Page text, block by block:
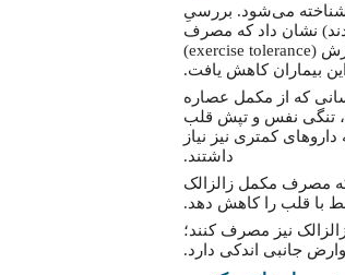
شناخته می‌شود. بررسیِ
روی بیش از ۸۵۰ نفر انجام شده بودند) نشان داد که مصرف
عصاره زالزالک همراه با داروهای نارسایی قلبی موجب بهبود عملکرد قلبی و تحمل ورزش (exercise tolerance)
بیماران کاهش یافت.
نشان داد کسانی که از مکمل عصاره
تنگی نفس و تپش قلب
کمتری نیز نیاز
داشتند.
نیز نشان داد که مصرف مکمل زالزالک
با قلب را کاهش دهد.
نیز مصرف کنند؛
جانبی اندکی دارد.